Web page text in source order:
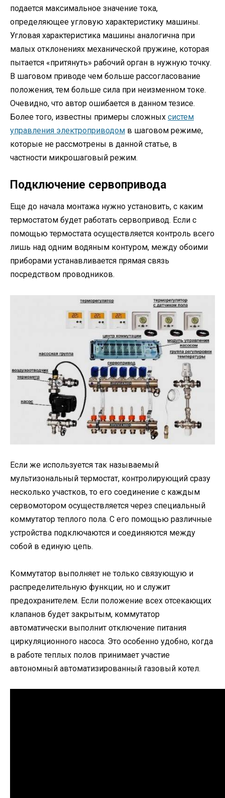
подается максимальное значение тока,
определяющее угловую характеристику машины.
Угловая характеристика машины аналогична при
малых отклонениях механической пружине, которая
пытается «притянуть» рабочий орган в нужную точку.
В шаговом приводе чем больше рассогласование
положения, тем больше сила при неизменном токе.
Очевидно, что автор ошибается в данном тезисе.
Более того, известны примеры сложных систем
управления электроприводом в шаговом режиме,
которые не рассмотрены в данной статье, в
частности микрошаговый режим.
Подключение сервопривода
Еще до начала монтажа нужно установить, с каким
термостатом будет работать сервопривод. Если с
помощью термостата осуществляется контроль всего
лишь над одним водяным контуром, между обоими
приборами устанавливается прямая связь
посредством проводников.
Если же используется так называемый
мультизональный термостат, контролирующий сразу
несколько участков, то его соединение с каждым
сервомотором осуществляется через специальный
коммутатор теплого пола. С его помощью различные
устройства подключаются и соединяются между
собой в единую цепь.
Коммутатор выполняет не только связующую и
распределительную функции, но и служит
предохранителем. Если положение всех отсекающих
клапанов будет закрытым, коммутатор
автоматически выполнит отключение питания
циркуляционного насоса. Это особенно удобно, когда
в работе теплых полов принимает участие
автономный автоматизированный газовый котел.